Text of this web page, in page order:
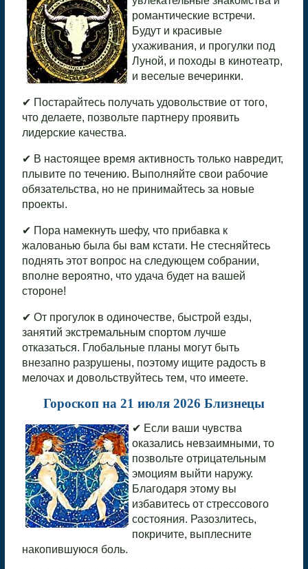
романтические встречи.
Будут и красивые
ухаживания, и прогулки под
Луной, и походы в кинотеатр,
и веселые вечеринки.
✔ Постарайтесь получать удовольствие от того,
что делаете, позвольте партнеру проявить
лидерские качества.
✔ В настоящее время активность только навредит,
плывите по течению. Выполняйте свои рабочие
обязательства, но не принимайтесь за новые
проекты.
✔ Пора намекнуть шефу, что прибавка к
жалованью была бы вам кстати. Не стесняйтесь
поднять этот вопрос на следующем собрании,
вполне вероятно, что удача будет на вашей
стороне!
✔ От прогулок в одиночестве, быстрой езды,
занятий экстремальным спортом лучше
отказаться. Глобальные планы могут быть
внезапно разрушены, поэтому ищите радость в
мелочах и довольствуйтесь тем, что имеете.
Гороскоп на 21 июля 2026 Близнецы
✔ Если ваши чувства
оказались невзаимными, то
позвольте отрицательным
эмоциям выйти наружу.
Благодаря этому вы
избавитесь от стрессового
состояния. Разозлитесь,
покричите, выплесните
накопившуюся боль.